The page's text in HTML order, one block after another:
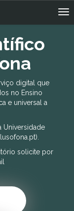
digital que
no Ensino
e universal a
Universidade
solicite por